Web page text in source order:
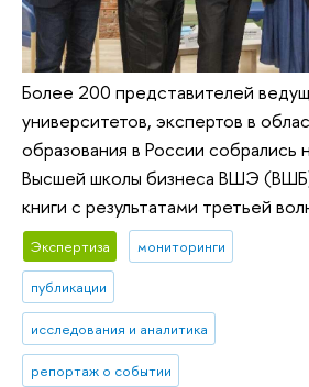
Более 200 представителей
университетов, экспертов в
образования в России собрались
Высшей школы бизнеса ВШЭ
книги с результатами третьей
Экспертиза мониторинги
публикации
исследования и аналитика
репортаж о событии